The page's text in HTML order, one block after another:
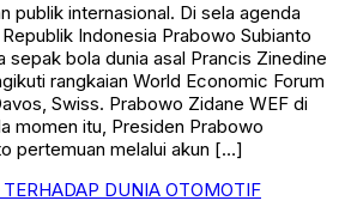
publik internasional. Di sela agenda
Indonesia Prabowo Subianto
sepak bola dunia asal Prancis Zinedine
rangkaian World Economic Forum
Swiss. Prabowo Zidane WEF di
momen itu, Presiden Prabowo
pertemuan melalui akun […]